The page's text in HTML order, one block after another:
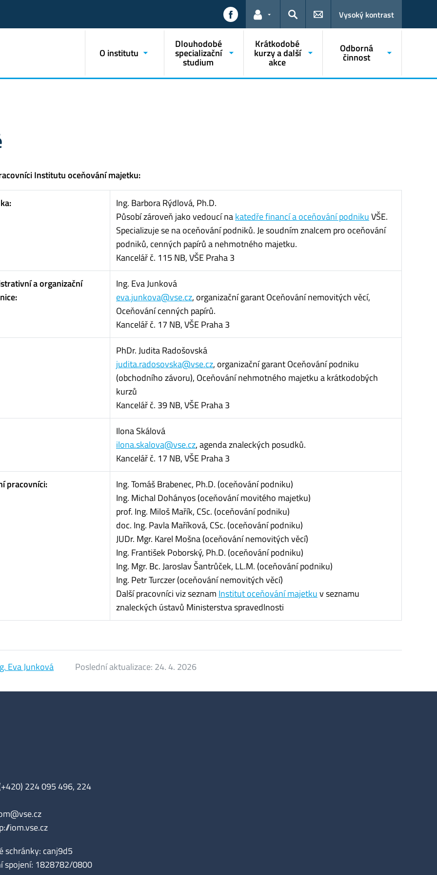
Odkazy pro uživatele
Hledat
Vysoký kontrast
O institutu
Dlouhodobé
specializační
studium
Krátkodobé
kurzy a další
akce
Odborná
činnost
Institutu oceňování majetku:
Ing. Barbora Rýdlová, Ph.D.
Působí zároveň jako vedoucí nakatedře financí a oceňování podnikuVŠE.
Specializuje se na oceňování podniků. Je soudním znalcem pro oceňování
podniků, cenných papírů a nehmotného majetku.
Kancelář č. 115 NB, VŠE Praha 3
a organizační
Ing. Eva Junková
eva.junkova@vse.cz, organizační garant Oceňování nemovitých věcí,
Oceňování cenných papírů.
Kancelář č. 17 NB, VŠE Praha 3
PhDr. Judita Radošovská
judita.radosovska@vse.cz, organizační garant Oceňování podniku
(obchodního závoru), Oceňování nehmotného majetku a krátkodobých
kurzů
Kancelář č. 39 NB, VŠE Praha 3
Ilona Skálová
ilona.skalova@vse.cz, agenda znaleckých posudků.
Kancelář č. 17 NB, VŠE Praha 3
pracovníci:
Ing. Tomáš Brabenec, Ph.D. (oceňování podniku)
Ing. Michal Dohányos (oceňování movitého majetku)
prof. Ing. Miloš Mařík, CSc. (oceňování podniku)
doc. Ing. Pavla Maříková, CSc. (oceňování podniku)
JUDr. Mgr. Karel Mošna (oceňování nemovitých věcí)
Ing. František Poborský, Ph.D. (oceňování podniku)
Ing. Mgr. Bc. Jaroslav Šantrůček, LL.M. (oceňování podniku)
Ing. Petr Turczer (oceňování nemovitých věcí)
Další pracovníci viz seznam Institut oceňování majetkuv seznamu
znaleckých ústavů Ministerstva spravedlnosti
Eva Junková Poslední aktualizace: 24. 4. 2026
224 095 496, 224
iom.vse.cz
schránky: canj9d5
spojení: 1828782/0800